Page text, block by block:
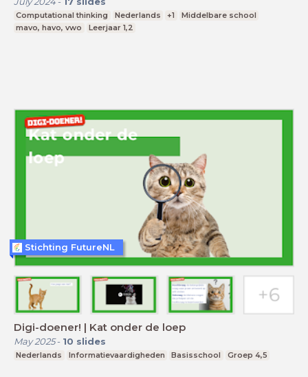
Computational thinking Nederlands +1
Middelbare school
mavo, havo, vwo
Leerjaar 1,2
Digi-doener! | Kat onder de loep
May 2025- 10 slides
Nederlands Informatievaardigheden Basisschool Groep 4,5
Stichting FutureNL